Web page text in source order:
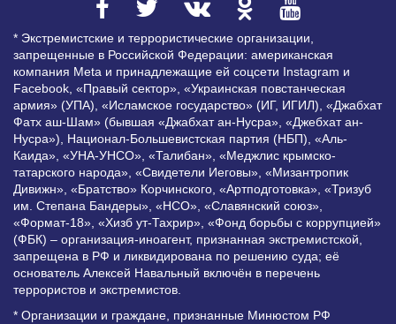
* Экстремистские и террористические организации,
запрещенные в Российской Федерации: американская
компания Meta и принадлежащие ей соцсети Instagram и
Facebook, «Правый сектор», «Украинская повстанческая
армия» (УПА), «Исламское государство» (ИГ, ИГИЛ), «Джабхат
Фатх аш-Шам» (бывшая «Джабхат ан-Нусра», «Джебхат ан-
Нусра»), Национал-Большевистская партия (НБП), «Аль-
Каида», «УНА-УНСО», «Талибан», «Меджлис крымско-
татарского народа», «Свидетели Иеговы», «Мизантропик
Дивижн», «Братство» Корчинского, «Артподготовка», «Тризуб
им. Степана Бандеры», «НСО», «Славянский союз»,
«Формат-18», «Хизб ут-Тахрир», «Фонд борьбы с коррупцией»
(ФБК) – организация-иноагент, признанная экстремистской,
запрещена в РФ и ликвидирована по решению суда; её
основатель Алексей Навальный включён в перечень
террористов и экстремистов.
* Организации и граждане, признанные Минюстом РФ